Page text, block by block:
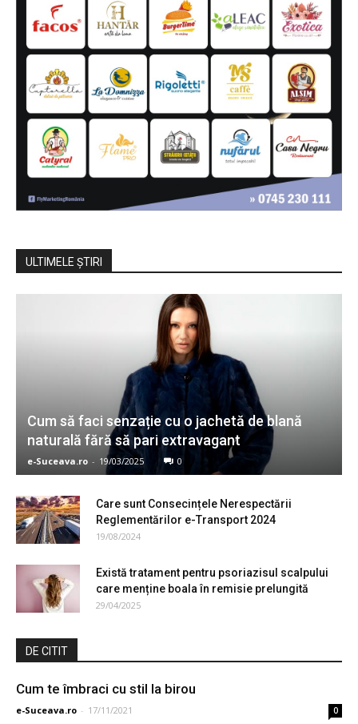
ULTIMELE ŞTIRI
Cum să faci senzație cu o jachetă de blană
naturală fără să pari extravagant
e-Suceava.ro - 19/03/2025 0
Care sunt Consecințele Nerespectării
Reglementărilor e-Transport 2024
19/08/2024
Există tratament pentru psoriazisul scalpului
care menține boala în remisie prelungită
29/04/2025
DE CITIT
Cum te îmbraci cu stil la birou
e-Suceava.ro - 17/11/2021 0